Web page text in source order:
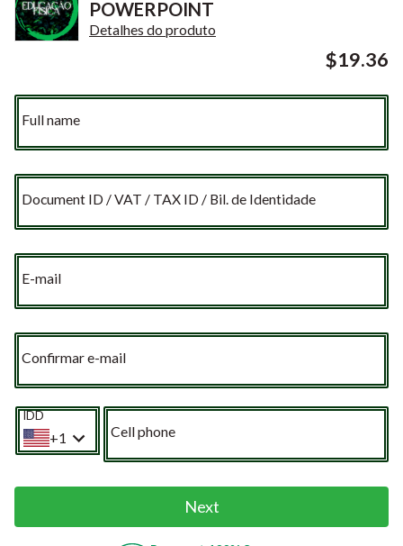
POWERPOINT
Detalhes do produto
$19.36
Full name
Document ID / VAT / TAX ID / Bil. de Identidade
E-mail
Confirmar e-mail
IDD
+1 Cell phone
Next